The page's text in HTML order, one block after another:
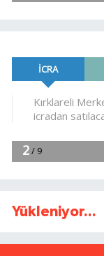
Yükleniyor...